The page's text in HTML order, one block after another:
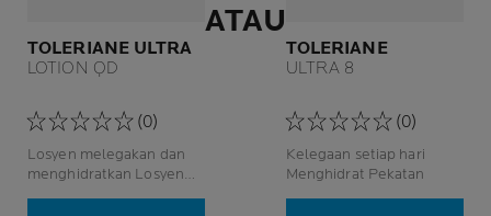
TOLERIANE ULTRA
LOTION QD
(0)
Losyen melegakan dan
menghidratkan Losyen
ATAU
TOLERIANE
ULTRA 8
(0)
Kelegaan setiap hari
Menghidrat Pekatan